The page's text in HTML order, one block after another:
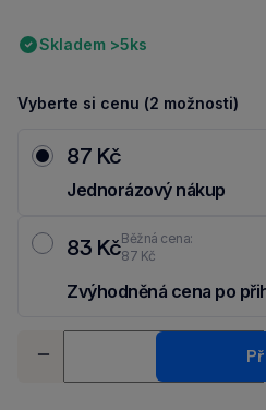
Skladem >5ks
Vyberte si cenu (2 možnosti)
87 Kč
Jednorázový nákup
83 KčBěžná cena:
87 Kč
Zvýhodněná cena po
-